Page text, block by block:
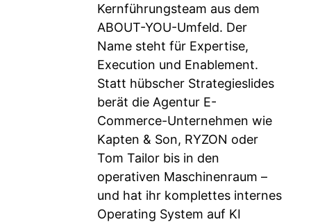
Kernführungsteam aus dem
ABOUT-YOU-Umfeld. Der
Name steht für Expertise,
Execution und Enablement.
Statt hübscher Strategieslides
berät die Agentur E-
Commerce-Unternehmen wie
Kapten & Son, RYZON oder
Tom Tailor bis in den
operativen Maschinenraum –
und hat ihr komplettes internes
Operating System auf KI